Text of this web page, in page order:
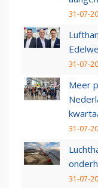
31-07-
31-07-
Meer
31-07-
31-07-